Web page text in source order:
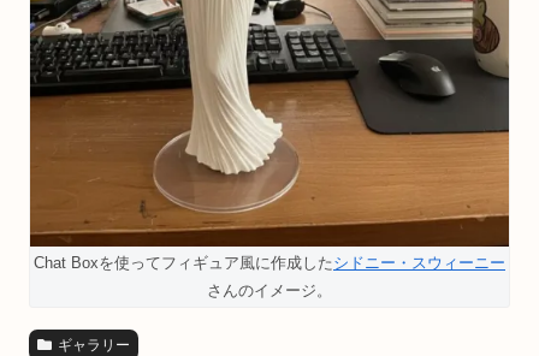
Chat Boxを使ってフィギュア風に作成したシドニー・スウィーニー
さんのイメージ。
ギャラリー